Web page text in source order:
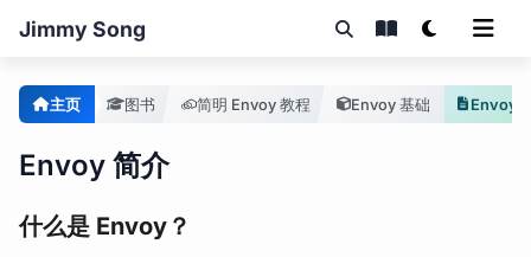
Jimmy Song
主页 图书 简明 Envoy 教程 Envoy 基础 Envoy
Envoy 简介
什么是 Envoy？